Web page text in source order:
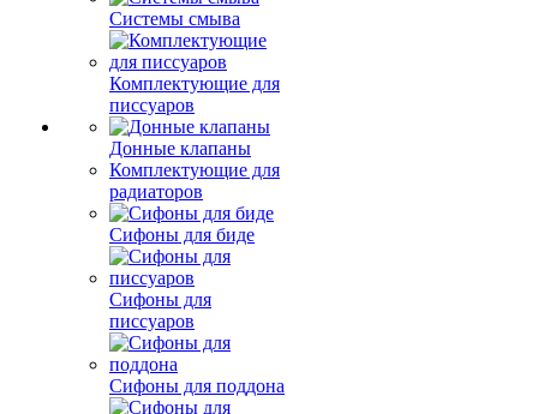
Системы смыва
Комплектующие для
писсуаров
Донные клапаны
Комплектующие для
радиаторов
Сифоны для биде
Сифоны для
писсуаров
Сифоны для поддона